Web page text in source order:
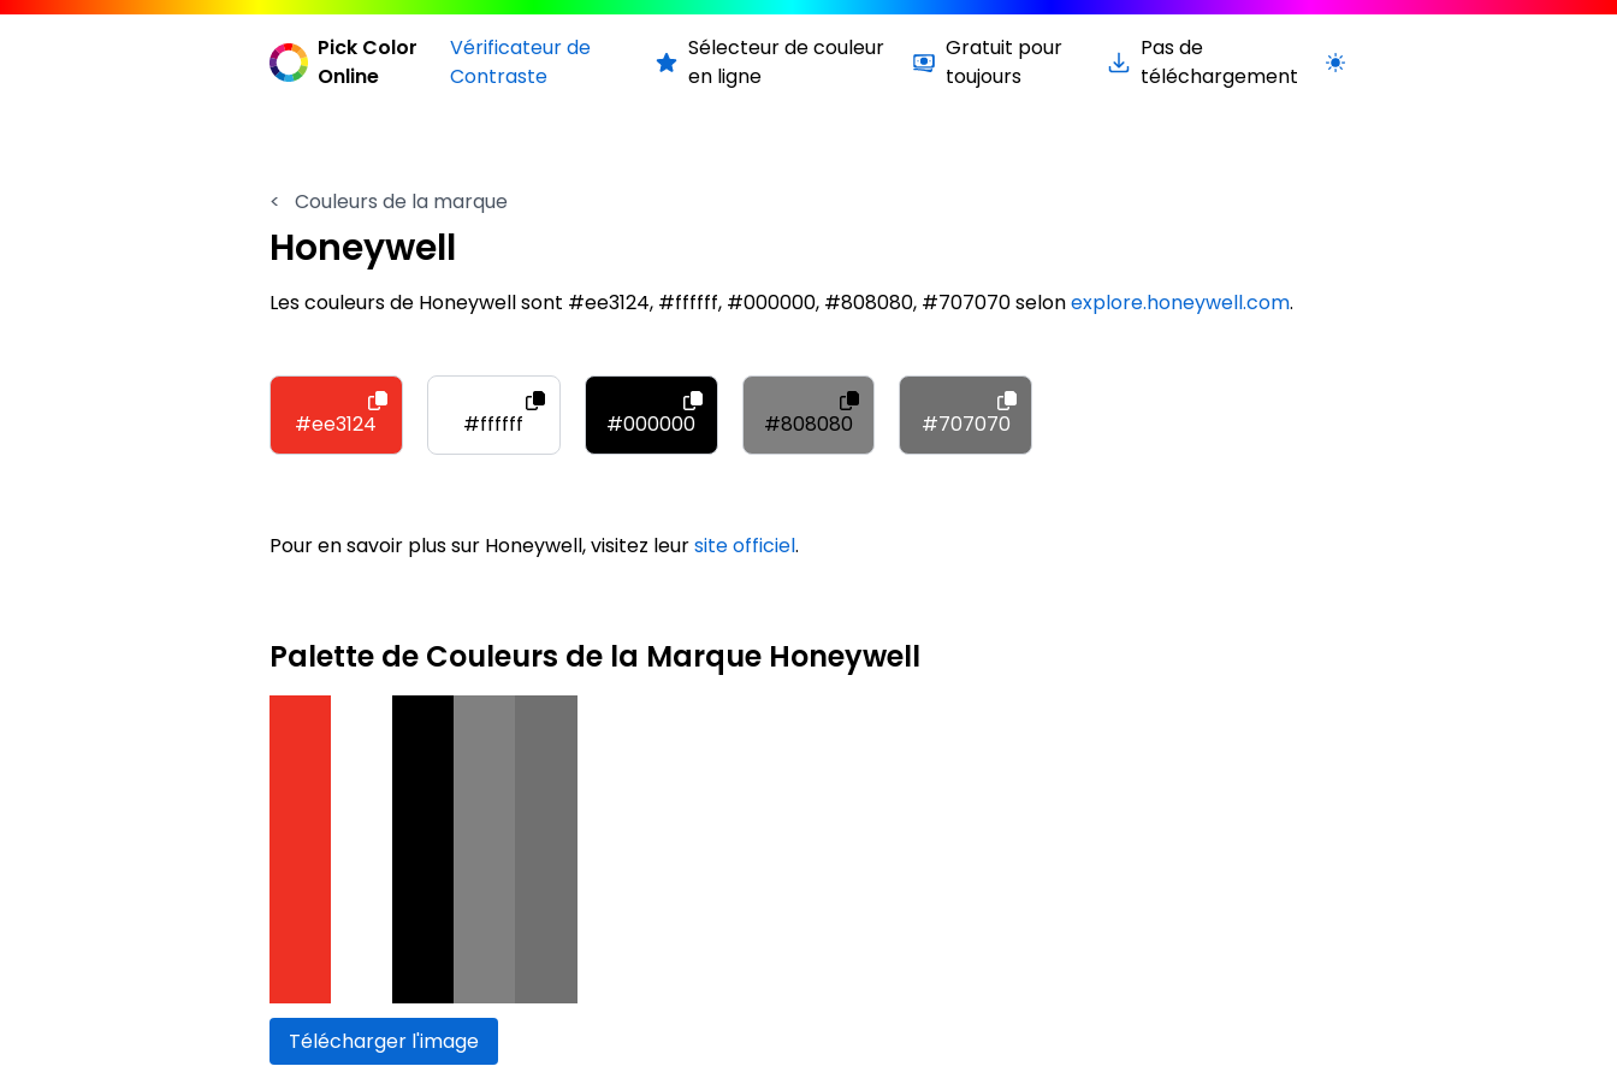
Pick Color
Online
Vérificateur de
Contraste
Sélecteur de couleur
en ligne
Gratuit pour
toujours
Pas de
téléchargement
Passer à la version claire / sombre
< Couleurs de la marque
Honeywell
Les couleurs de Honeywell sont #ee3124, #ffffff, #000000, #808080, #707070 selonexplore.honeywell.com.
#ee3124 #ffffff #000000 #808080 #707070
Pour en savoir plus sur Honeywell, visitez leursite officiel.
Palette de Couleurs de la Marque Honeywell
Télécharger l'image